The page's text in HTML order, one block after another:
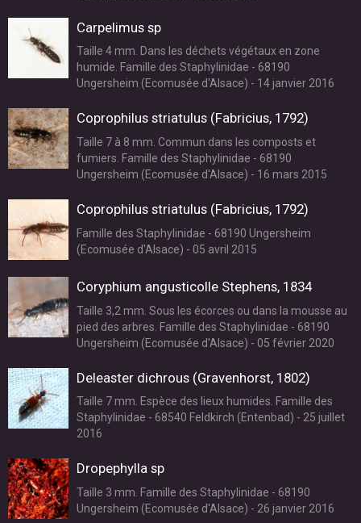
Carpelimus sp
Taille 4 mm. Dans les déchets végétaux en zone
humide. Famille des Staphylinidae - 68190
Ungersheim (Ecomusée d'Alsace) - 14 janvier 2016
Coprophilus striatulus (Fabricius, 1792)
Taille 7 à 8 mm. Commun dans les composts et
fumiers. Famille des Staphylinidae - 68190
Ungersheim (Ecomusée d'Alsace) - 16 mars 2015
Coprophilus striatulus (Fabricius, 1792)
Famille des Staphylinidae - 68190 Ungersheim
(Ecomusée d'Alsace) - 05 avril 2015
Coryphium angusticolle Stephens, 1834
Taille 3,2 mm. Sous les écorces ou dans la mousse au
pied des arbres. Famille des Staphylinidae - 68190
Ungersheim (Ecomusée d'Alsace) - 05 février 2020
Deleaster dichrous (Gravenhorst, 1802)
Taille 7 mm. Espèce des lieux humides. Famille des
Staphylinidae - 68540 Feldkirch (Entenbad) - 25 juillet
2016
Dropephylla sp
Taille 3 mm. Famille des Staphylinidae - 68190
Ungersheim (Ecomusée d'Alsace) - 26 janvier 2016